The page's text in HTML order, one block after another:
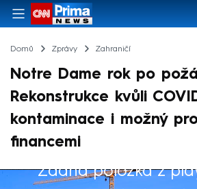
Domů Zprávy Zahraničí
Notre Dame rok po
Rekonstrukce kvůli
kontaminace i možný
financemi
Žádná položka z
Výběr redakce